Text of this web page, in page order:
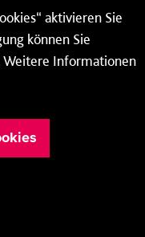
.
aktivieren Sie
können Sie
Informationen